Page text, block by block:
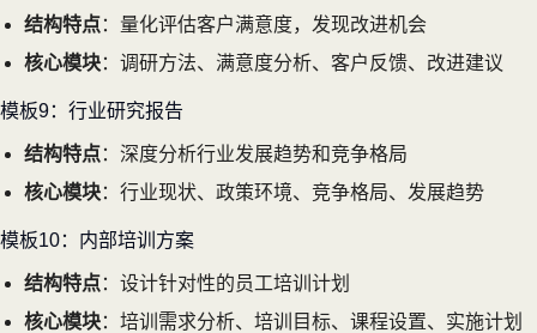
结构特点：量化评估客户满意度，发现改进机会
核心模块：调研方法、满意度分析、客户反馈、改进建议
模板9：行业研究报告
结构特点：深度分析行业发展趋势和竞争格局
核心模块：行业现状、政策环境、竞争格局、发展趋势
模板10：内部培训方案
结构特点：设计针对性的员工培训计划
核心模块：培训需求分析、培训目标、课程设置、实施计划